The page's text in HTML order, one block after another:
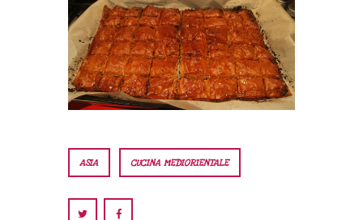
ASIA CUCINA MEDIORIENTALE